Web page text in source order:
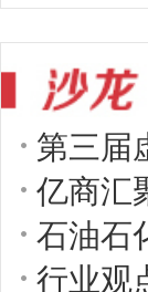
第三届
亿商汇
石油石
行业观